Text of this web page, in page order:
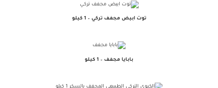
توت ابيض مجفف تركي – 1 كيلو
بابايا مجفف – 1 كيلو